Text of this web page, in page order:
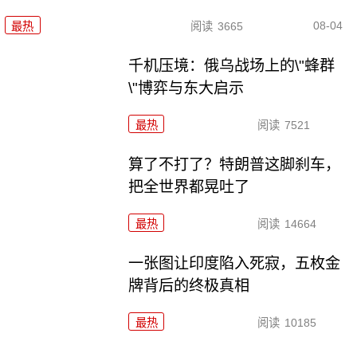
最热 阅读 3665 08-04
千机压境：俄乌战场上的\"蜂群
\"博弈与东大启示
最热 阅读 7521
算了不打了？特朗普这脚刹车，
把全世界都晃吐了
最热 阅读 14664
一张图让印度陷入死寂，五枚金
牌背后的终极真相
最热 阅读 10185